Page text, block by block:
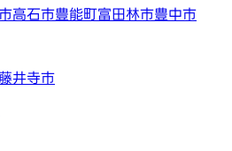
高石市豊能町富田林市豊中市
藤井寺市